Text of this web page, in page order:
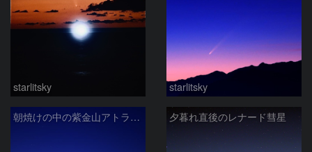
starlitsky starlitsky
朝焼けの中の紫金山アトラス彗星 夕暮れ直後のレナード彗星